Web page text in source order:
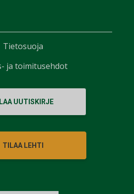
UUTISKIRJE
TILAA LEHTI
Tietosuoja
ja toimitusehdot